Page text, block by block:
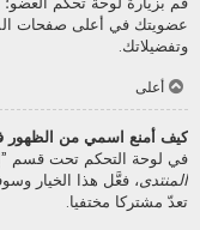
عضويتك في أعلى صفحات
وتفضيلاتك.
أعلى
كيف أمنع اسمي من الظهور
في لوحة التحكم تحت قسم
المنتدى، فعَّل هذا الخيار
تعدّ مشتركا مختفيا.